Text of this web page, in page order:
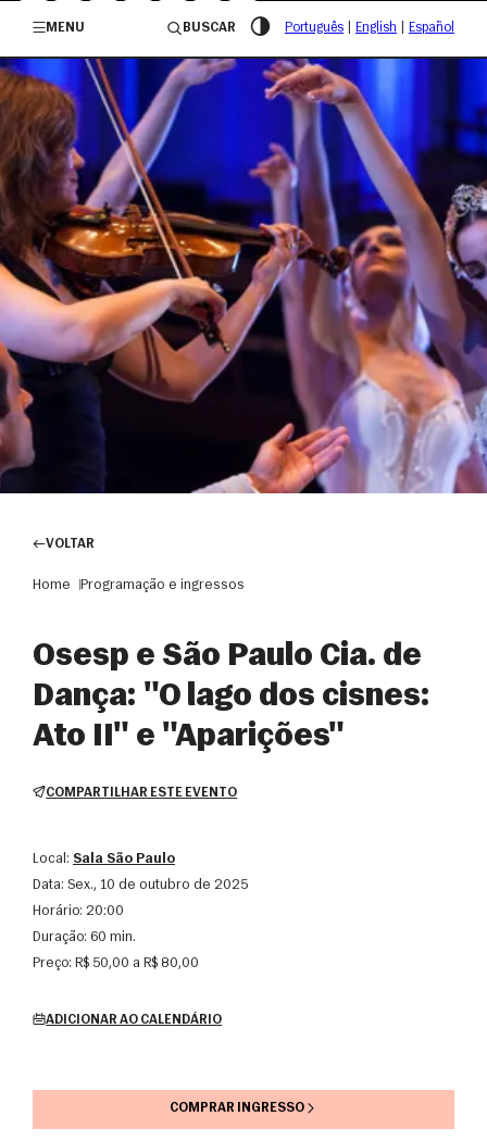
/governosp
MENU
BUSCAR Português English Español
VOLTAR
Home Programação e ingressos
Osesp e São Paulo Cia. de
Dança: "O lago dos cisnes:
Ato II" e "Aparições"
COMPARTILHAR ESTE EVENTO
Local: Sala São Paulo
Data:
sex., 10 de outubro de 2025
Horário:
20:00
Duração: 60 min.
Preço: R$ 50,00 a R$ 80,00
ADICIONAR AO CALENDÁRIO
COMPRAR INGRESSO